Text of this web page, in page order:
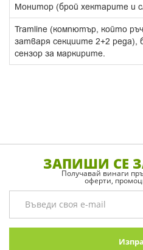
Монитор (брой хектарите и
Tramline (компютър, който
затваря секциите 2+2 реда),
сензор за маркирите.
ЗАПИШИ СЕ
Получавай винаги
оферти,